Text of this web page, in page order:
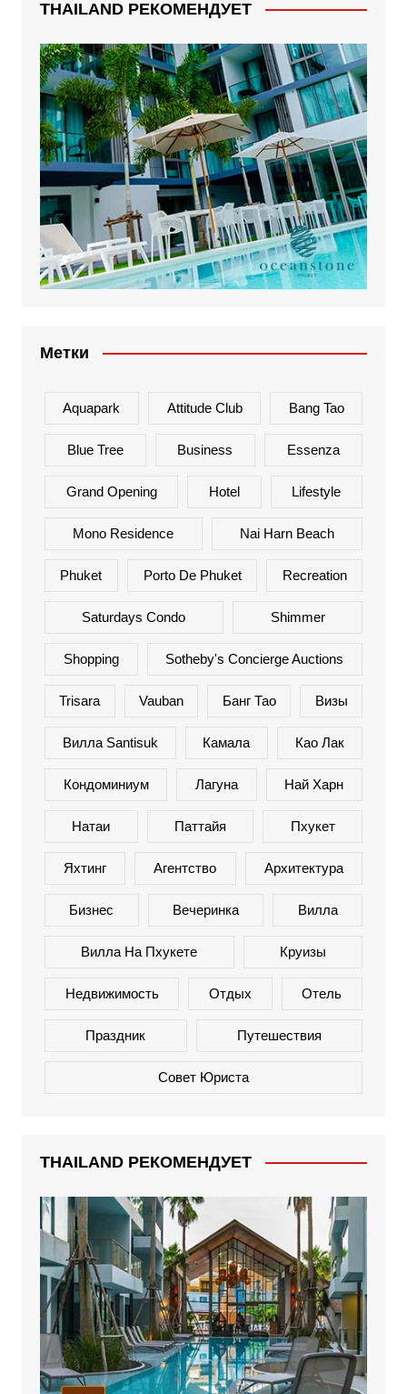
THAILAND РЕКОМЕНДУЕТ
Метки
Aquapark Attitude Club Bang Tao
Blue Tree Business Essenza
Grand Opening Hotel Lifestyle
Mono Residence Nai Harn Beach
Phuket Porto De Phuket Recreation
Saturdays Condo Shimmer
Shopping Sotheby's Concierge Auctions
Trisara Vauban Банг Тао Визы
Вилла Santisuk Камала Као Лак
Кондоминиум Лагуна Най Харн
Натаи Паттайя Пхукет
Яхтинг Агентство Архитектура
Бизнес Вечеринка Вилла
Вилла На Пхукете Круизы
Недвижимость Отдых Отель
Праздник Путешествия
Совет Юриста
THAILAND РЕКОМЕНДУЕТ